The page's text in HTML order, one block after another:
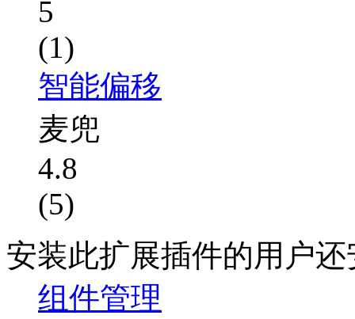
5
(1)
智能偏移
麦兜
4.8
(5)
安装此扩展插件的用户
组件管理